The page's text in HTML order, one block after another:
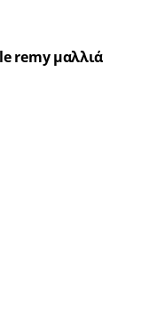
remy μαλλιά